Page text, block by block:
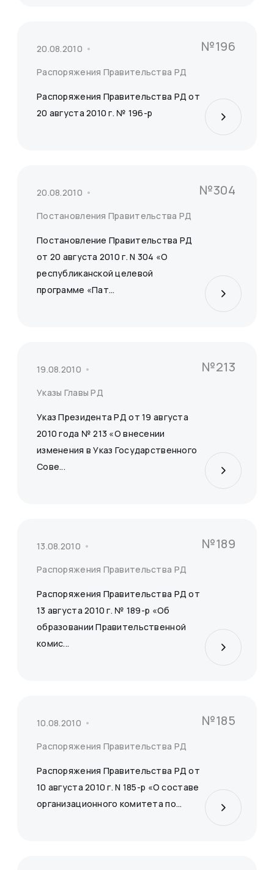
20.08.2010
Распоряжения Правительства РД
№196
Распоряжения Правительства РД от
20 августа 2010 г. № 196-р
20.08.2010
Постановления Правительства РД
№304
Постановление Правительства РД
от 20 августа 2010 г. N 304 «О
республиканской целевой
программе «Пат...
19.08.2010
Указы Главы РД
№213
Указ Президента РД от 19 августа
2010 года № 213 «О внесении
изменения в Указ Государственного
Сове...
13.08.2010
Распоряжения Правительства РД
№189
Распоряжения Правительства РД от
13 августа 2010 г. № 189-р «Об
образовании Правительственной
комис...
10.08.2010
Распоряжения Правительства РД
№185
Распоряжения Правительства РД от
10 августа 2010 г. N 185-р «О составе
организационного комитета по...